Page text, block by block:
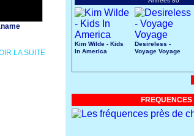
LA SUITE
Kim Wilde - Kids
In America
Desireless -
Voyage Voyage
FREQUENCES